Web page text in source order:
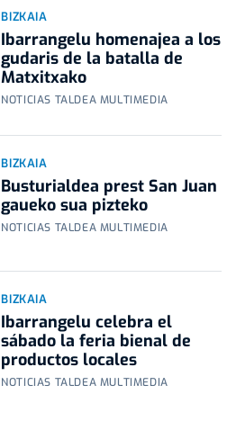
BIZKAIA
Ibarrangelu homenajea a los
gudaris de la batalla de
Matxitxako
NOTICIAS TALDEA MULTIMEDIA
BIZKAIA
Busturialdea prest San Juan
gaueko sua pizteko
NOTICIAS TALDEA MULTIMEDIA
BIZKAIA
Ibarrangelu celebra el
sábado la feria bienal de
productos locales
NOTICIAS TALDEA MULTIMEDIA